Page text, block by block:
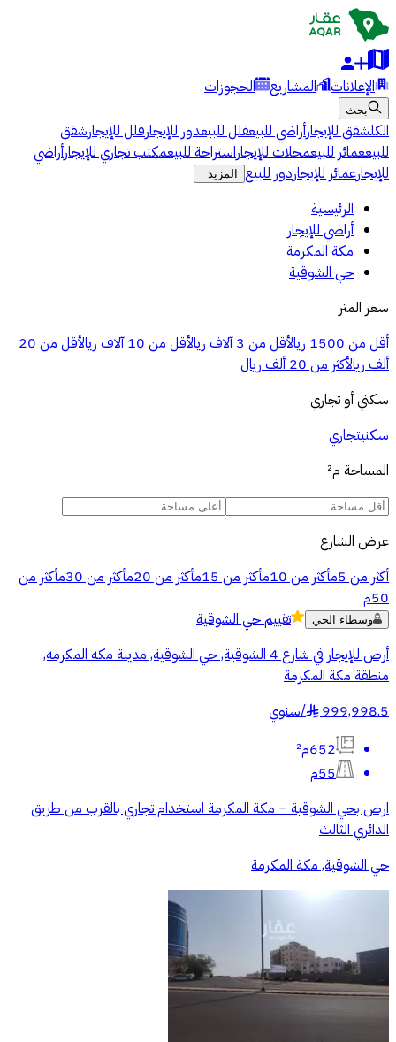
الإعلانات المشاريع الحجوزات
بحث
الكلشقق للإيجارأراضي للبيعفلل للبيعدور للإيجارفلل للإيجارشقق
للبيععمائر للبيعمحلات للإيجاراستراحة للبيعمكتب تجاري للإيجارأراضي
للإيجارعمائر للإيجاردور للبيع المزيد
الرئيسية
أراضي للإيجار
مكة المكرمة
حي الشوقية
سعر المتر
أقل من 1500 ريال
أقل من 3 آلاف ريال أقل من 10 آلاف ريال
أقل من 20
ألف ريالأكثر من 20 ألف ريال
سكني أو تجاري
سكنيتجاري
المساحة م²
عرض الشارع
أكثر من 5م
أكثر من 10م أكثر من 15م أكثر من 20م أكثر من 30م
أكثر من
50م
وسطاء الحي تقييمحي الشوقية
أرض للإيجار في شارع 4 الشوقية, حي الشوقية, مدينة مكه المكرمه,
منطقة مكة المكرمة
999,998.5
§
/سنوي
652م²
55م
ارض بحي الشوقية – مكة المكرمة استخدام تجاري بالقرب من طريق
الدائري الثالث
حي الشوقية, مكة المكرمة